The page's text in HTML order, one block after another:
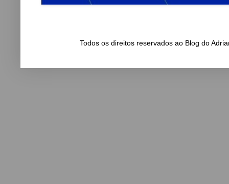
Todos os direitos reservados ao Blog do